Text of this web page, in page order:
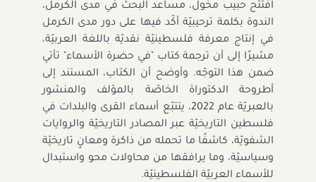
افتتح حبيب مخّول، مساعد البحث في مدى الكرمل،
الندوة بكلمة ترحيبيّة أكّد فيها على دور مدى الكرمل
في إنتاج معرفة فلسطينيّة نقديّة باللغة العربيّة،
مشيرًا إلى أن ترجمة كتاب "في حضرة الأسماء" تأتي
ضمن هذا التوجّه. وأوضح أن الكتاب، المستند إلى
أطروحة الدكتوراة الخاصّة بالمؤلف والمنشور
بالعبريّة عام 2022، يتتبّع أسماء القرى والبلدات في
فلسطين التاريخيّة عبر المصادر التاريخيّة والروايات
الشفويّة، كاشفًا ما تحمله من ذاكرة ومعانٍ تاريخيّة
وسياسيّة، وما يرافقها من محاولات محو واستبدال
للأسماء العربيّة الفلسطينيّة.